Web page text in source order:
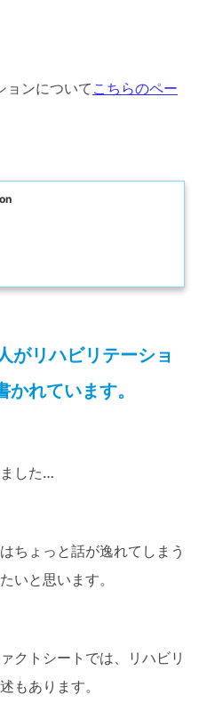
ョンについて こちらのペー
がリハビリテーショ
れています。
した…
ちょっと話が逸れてしまう
いと思います。
クトシートでは、リハビリ
もあります。